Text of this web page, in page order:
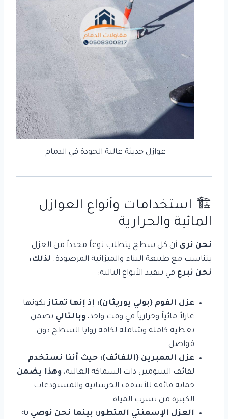
عوازل حديثة عالية الجودة في الدمام
🏗️ استخدامات وأنواع العوازل
المائية والحرارية
نحن نرى أن كل سطح يتطلب نوعاً محدداً من العزل
يتناسب مع طبيعة البناء والميزانية المرصودة. لذلك،
نحن نبرع في تنفيذ الأنواع التالية:
عزل الفوم (بولي يوريثان): إذ إنها تمتازبكونها
عازلاً مائياً وحرارياً في وقت واحد، وبالتالي نضمن
تغطية كاملة وشاملة لكافة زوايا السطح دون
فواصل.
عزل الممبرين (اللفائف): حيث أننا نستخدم
لفائف البيتومين ذات السماكة العالية، وهذا يضمن
حماية فائقة للأسقف الخرسانية والمستودعات
الكبيرة من تسرب المياه.
العزل الإسمنتي المتطور: بينما نحن نوصي به